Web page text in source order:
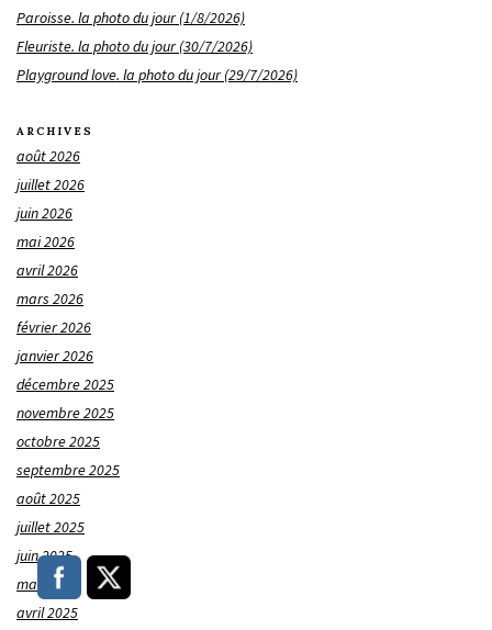
Paroisse. la photo du jour (1/8/2026)
Fleuriste. la photo du jour (30/7/2026)
Playground love. la photo du jour (29/7/2026)
ARCHIVES
août 2026
juillet 2026
juin 2026
mai 2026
avril 2026
mars 2026
février 2026
janvier 2026
décembre 2025
novembre 2025
octobre 2025
septembre 2025
août 2025
juillet 2025
juin 2025
mai 2025
avril 2025